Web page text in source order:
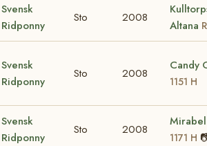
Svensk
Ridponny
Sto 2008
Altana
Svensk
Ridponny
Sto 2008
Candy
1151 H
Svensk
Ridponny
Sto 2008
1171 H